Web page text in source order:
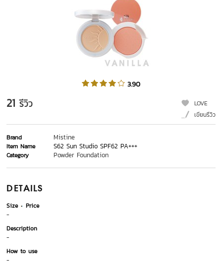
3.90
21 รีวิว
LOVE
เขียนรีวิว
Brand Mistine
Item Name S62 Sun Studio SPF62 PA+++
Category Powder Foundation
DETAILS
Size
Price
-
Description
-
How to use
-